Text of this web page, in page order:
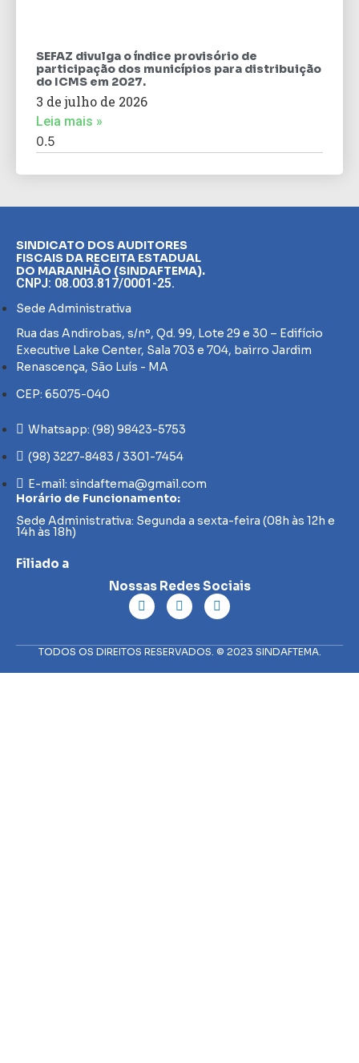
SEFAZ divulga o índice provisório de
participação dos municípios para distribuição
do ICMS em 2027.
3 de julho de 2026
Leia mais »
SINDICATO DOS AUDITORES
FISCAIS DA RECEITA ESTADUAL
DO MARANHÃO (SINDAFTEMA).
CNPJ: 08.003.817/0001-25.
Sede Administrativa
Rua das Andirobas, s/nº, Qd. 99, Lote 29 e 30 – Edifício
Executive Lake Center, Sala 703 e 704, bairro Jardim
Renascença, São Luís - MA
CEP: 65075-040
Whatsapp: (98) 98423-5753
(98) 3227-8483 / 3301-7454
E-mail: sindaftema@gmail.com
Horário de Funcionamento:
Sede Administrativa: Segunda a sexta-feira (08h às 12h e
14h às 18h)
Filiado a
Nossas Redes Sociais
TODOS OS DIREITOS RESERVADOS. © 2023 SINDAFTEMA.